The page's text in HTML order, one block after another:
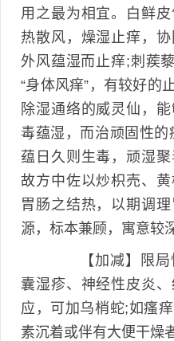
用之最为相宜。白鲜
热散风，燥湿止痒，
外风蕴湿而止痒;刺蒺
“身体风痒”，有较好的
除湿通络的威灵仙，
毒蕴湿，而治顽固性
蕴日久则生毒，顽湿聚
故方中佐以炒枳売、
胃肠之结热，以期调
源，标本兼顾，寓意较
【加减】限局
囊湿疹、神经性皮炎
应，可加乌梢蛇;如瘙
素沉着或伴有大便干燥